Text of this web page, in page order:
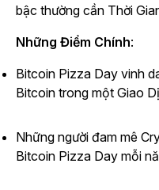
bậc thường cần Thời
Những Điểm Chính:
Bitcoin Pizza Day vinh
Bitcoin trong một Giao
Những người đam mê
Bitcoin Pizza Day mỗi